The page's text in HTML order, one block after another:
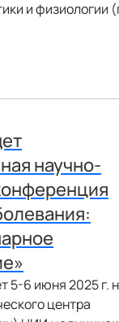
и физиологии
научно-
5-6 июня 2025 г.
центра